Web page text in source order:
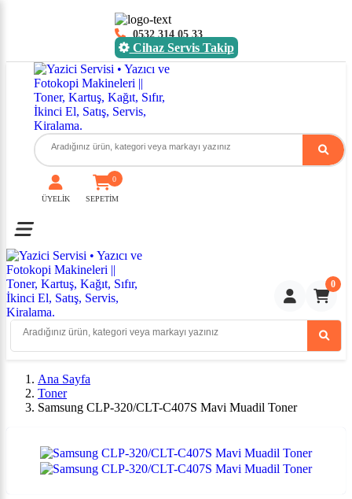
0532 314 05 33
Cihaz Servis Takip
ÜYELİK SEPETİM
0
Toggle mobile menu
0
Ana Sayfa
Toner
Samsung CLP-320/CLT-C407S Mavi Muadil Toner